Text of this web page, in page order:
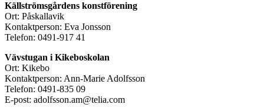
Källströmsgårdens konstförening
Ort: Påskallavik
Kontaktperson: Eva Jonsson
Telefon: 0491-917 41
Vävstugan i Kikeboskolan
Ort: Kikebo
Kontaktperson: Ann-Marie Adolfsson
Telefon: 0491-835 09
E-post: adolfsson.am@telia.com